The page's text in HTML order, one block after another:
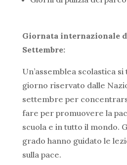
Giornata internazionale
Settembre:
Un’assemblea scolastica
giorno riservato dalle
settembre per
fare per promuovere la
scuola e in tutto il mondo.
grado hanno guidato le
sulla pace.